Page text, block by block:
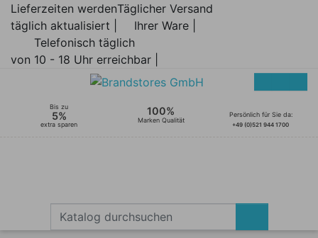
Lieferzeiten werden
täglich aktualisiert |
Täglicher Versand
Ihrer Ware |
Telefonisch täglich
von 10 - 18 Uhr erreichbar |
Bis zu
5%
extra sparen
100%
Marken Qualität
Persönlich für Sie da:
+49 (0)521 944 1700